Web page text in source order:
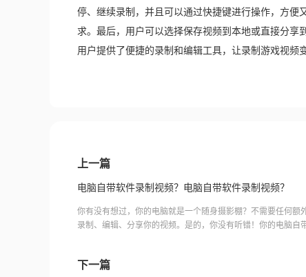
停、继续录制，并且可以通过快捷键进行操作，方便
求。最后，用户可以选择保存视频到本地或直接分
用户提供了便捷的录制和编辑工具，让录制游戏视频
上一篇
电脑自带软件录制视频？电脑自带软件录制视频？
你有没有想过，你的电脑就是一个随身摄影棚？不需要任何额
录制、编辑、分享你的视频。是的，你没有听错！你的电脑自
下一篇